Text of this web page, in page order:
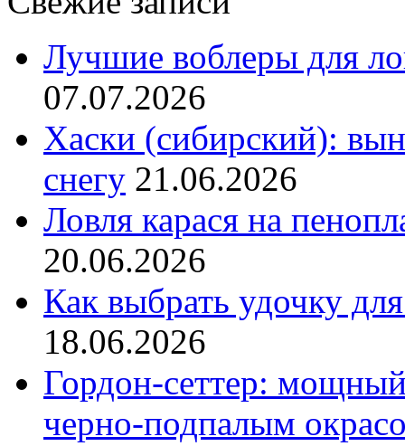
Лучшие воблеры для
07.07.2026
Хаски (сибирский):
снегу 21.06.2026
Ловля карася на
20.06.2026
Как выбрать удочку
18.06.2026
Гордон-сеттер:
черно-подпалым